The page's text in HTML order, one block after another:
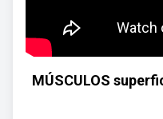
MÚSCULOS